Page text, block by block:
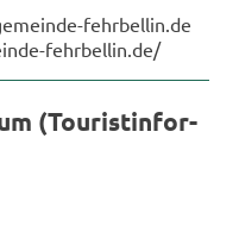
​fehrbellin.de
​fehrbellin.de/
(Tou­rist­infor­